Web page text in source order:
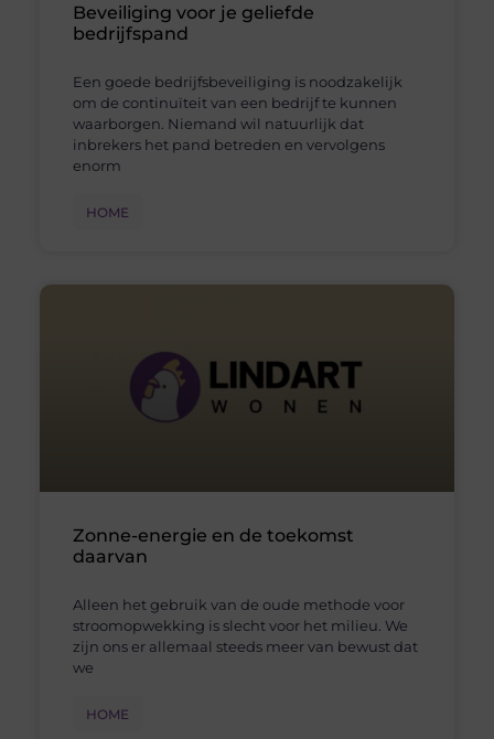
Beveiliging voor je geliefde
bedrijfspand
Een goede bedrijfsbeveiliging is noodzakelijk
om de continuïteit van een bedrijf te kunnen
waarborgen. Niemand wil natuurlijk dat
inbrekers het pand betreden en vervolgens
enorm
HOME
Zonne-energie en de toekomst
daarvan
Alleen het gebruik van de oude methode voor
stroomopwekking is slecht voor het milieu. We
zijn ons er allemaal steeds meer van bewust dat
we
HOME